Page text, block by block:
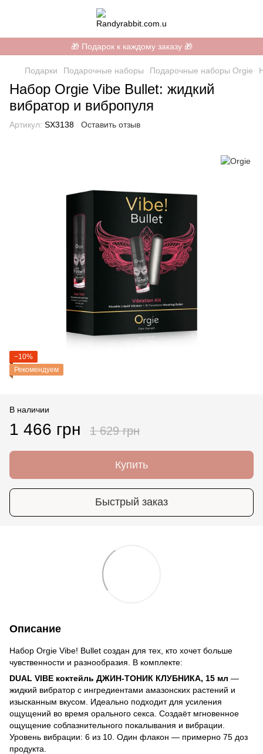
🎁 Подарок к каждому заказу 🎁
Подарки Подарочные наборы Подарочные наборы Orgie
Набор Orgie Vibe Bullet: жидкий
вибратор и вибропуля
Артикул: SX3138 Оставить отзыв
−10%
Рекомендуем
В наличии
1 466 грн 1 629 грн
Купить
Быстрый заказ
Описание
Набор Orgie Vibe! Bullet создан для тех, кто хочет больше
чувственности и разнообразия. В комплекте:
DUAL VIBE коктейль ДЖИН-ТОНИК КЛУБНИКА, 15 мл —
жидкий вибратор с ингредиентами амазонских растений и
изысканным вкусом. Идеально подходит для усиления
ощущений во время орального секса. Создаёт мгновенное
ощущение соблазнительного покалывания и вибрации.
Уровень вибрации: 6 из 10. Один флакон — примерно 75 доз
продукта.